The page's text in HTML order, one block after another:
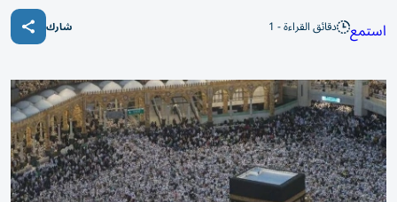
استمع دقائق القراءة - 1 شارك